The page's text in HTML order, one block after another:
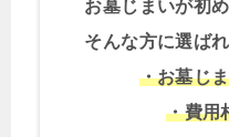
お墓じまいが初
そんな方に選ば
・お墓じ
・費用